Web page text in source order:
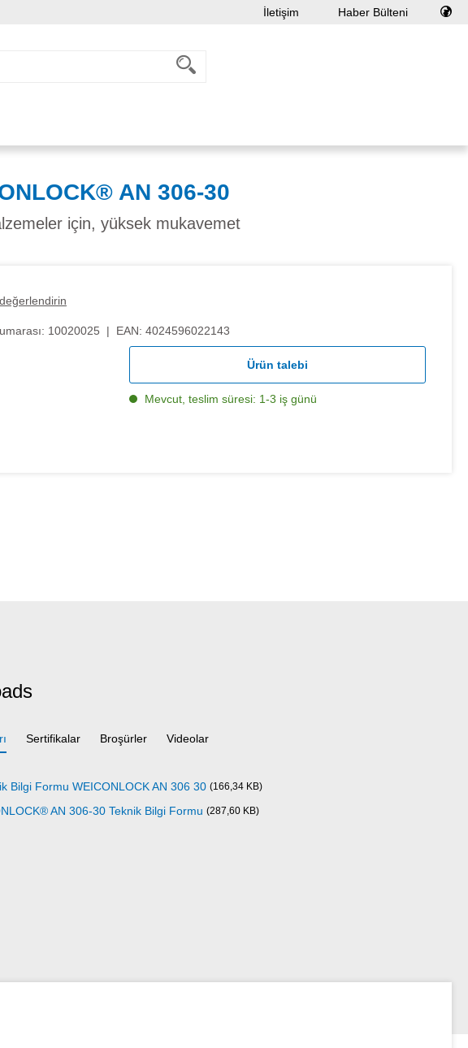
İletişim Haber Bülteni
AN 306-30
için, yüksek mukavemet
10020025 | EAN: 4024596022143
Ürün talebi
Mevcut, teslim süresi: 1-3 iş günü
Sertifikalar Broşürler Videolar
Bilgi Formu WEICONLOCK AN 306 30 (166,34 KB)
AN 306-30 Teknik Bilgi Formu (287,60 KB)